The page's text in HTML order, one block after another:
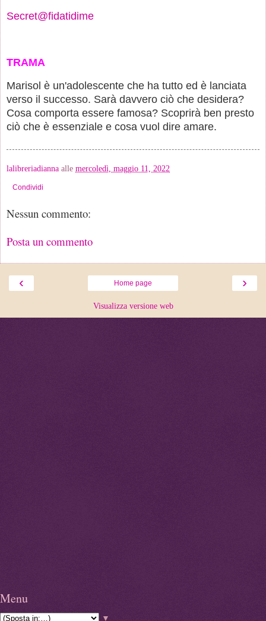
Secret@fidatidime
TRAMA
Marisol è un'adolescente che ha tutto ed è lanciata
verso il successo. Sarà davvero ciò che desidera?
Cosa comporta essere famosa? Scoprirà ben presto
ciò che è essenziale e cosa vuol dire amare.
lalibreriadianna alle mercoledì, maggio 11, 2022
Condividi
Nessun commento:
Posta un commento
‹ ›
Home page
Visualizza versione web
Menu
▼